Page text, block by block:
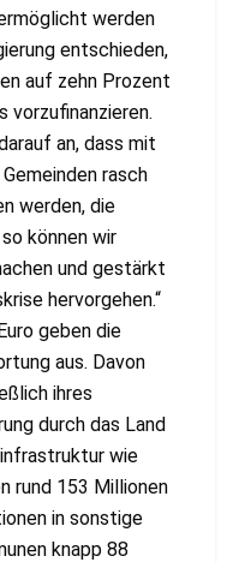
werden
entschieden,
auf zehn Prozent
vorzufinanzieren.
an, dass mit
rasch
werden, die
können wir
und gestärkt
hervorgehen.“
geben die
aus. Davon
ihres
durch das Land
wie
rund 153 Millionen
in sonstige
knapp 88